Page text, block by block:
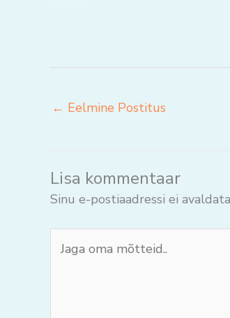
← Eelmine Postitus
Lisa kommentaar
Sinu e-postiaadressi ei
oma